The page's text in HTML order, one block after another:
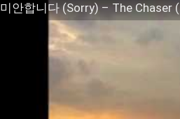
미안합니다 (Sorry) – The Chaser